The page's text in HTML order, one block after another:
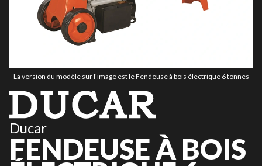
La version du modèle sur l'image est le Fendeuse à bois électrique 6 tonnes
Ducar
FENDEUSE À BOIS